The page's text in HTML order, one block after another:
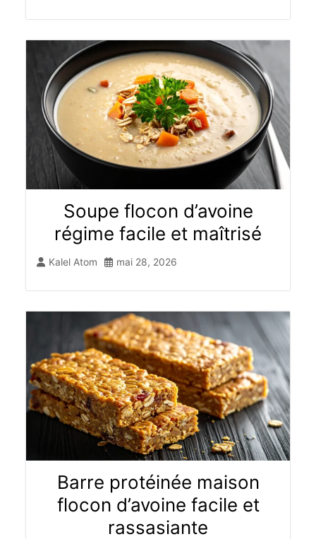
Soupe flocon d’avoine
régime​ facile et maîtrisé
Kalel Atom mai 28, 2026
Barre protéinée maison
flocon d’avoine facile et
rassasiante